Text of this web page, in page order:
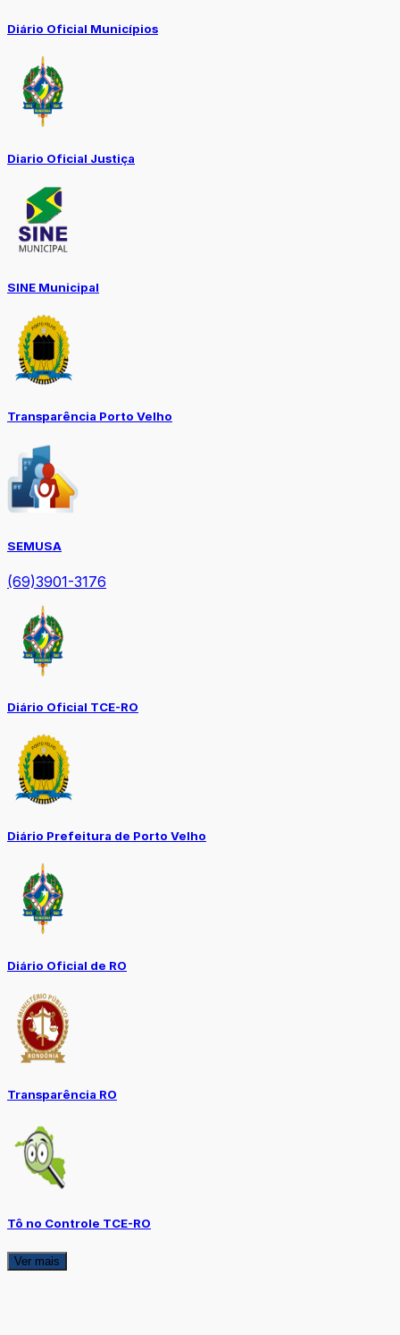
Diário Oficial Municípios
Diario Oficial Justiça
SINE Municipal
Transparência Porto Velho
SEMUSA
(69)3901-3176
Diário Oficial TCE-RO
Diário Prefeitura de Porto Velho
Diário Oficial de RO
Transparência RO
Tô no Controle TCE-RO
Ver mais